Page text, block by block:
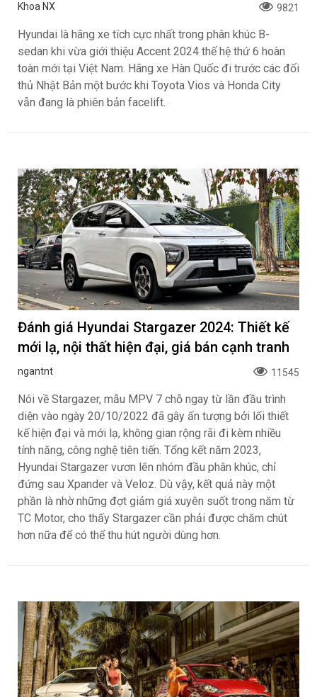
Khoa NX 9821
Hyundai là hãng xe tích cực nhất trong phân khúc B-
sedan khi vừa giới thiệu Accent 2024 thế hệ thứ 6 hoàn
toàn mới tại Việt Nam. Hãng xe Hàn Quốc đi trước các đối
thủ Nhật Bản một bước khi Toyota Vios và Honda City
vẫn đang là phiên bản facelift.
Đánh giá Hyundai Stargazer 2024: Thiết kế
mới lạ, nội thất hiện đại, giá bán cạnh tranh
ngantnt 11545
Nói về Stargazer, mẫu MPV 7 chỗ ngay từ lần đầu trình
diện vào ngày 20/10/2022 đã gây ấn tượng bởi lối thiết
kế hiện đại và mới lạ, không gian rộng rãi đi kèm nhiều
tính năng, công nghệ tiên tiến. Tổng kết năm 2023,
Hyundai Stargazer vươn lên nhóm đầu phân khúc, chỉ
đứng sau Xpander và Veloz. Dù vậy, kết quả này một
phần là nhờ những đợt giảm giá xuyên suốt trong năm từ
TC Motor, cho thấy Stargazer cần phải được chăm chút
hơn nữa để có thể thu hút người dùng hơn.